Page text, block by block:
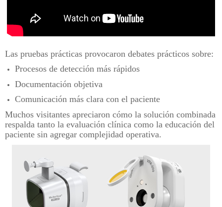
Las pruebas prácticas provocaron debates prácticos sobre:
Procesos de detección más rápidos
Documentación objetiva
Comunicación más clara con el paciente
Muchos visitantes apreciaron cómo la solución combinada
respalda tanto la evaluación clínica como la educación del
paciente sin agregar complejidad operativa.